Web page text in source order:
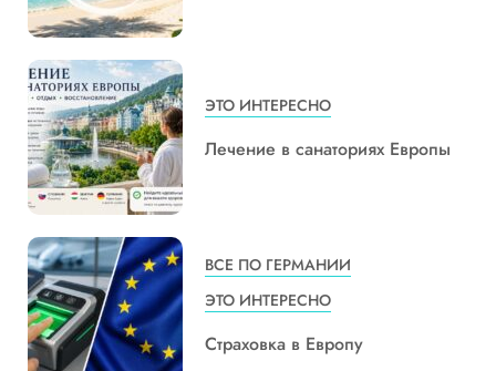
ЭТО ИНТЕРЕСНО
Лечение в санаториях Европы
ВСЕ ПО ГЕРМАНИИ
ЭТО ИНТЕРЕСНО
Страховка в Европу